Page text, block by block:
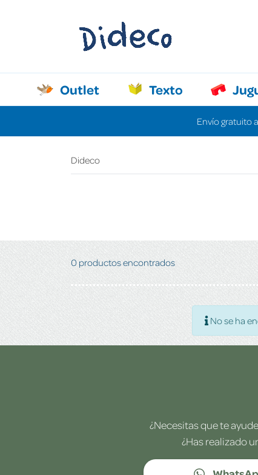
Outlet Texto
Envío gratuito
Dideco
0 productos encontrados
No se ha
¿Necesitas que te
¿Has realizado